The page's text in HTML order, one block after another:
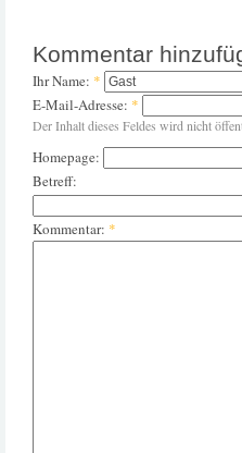
Kommentar
Ihr Name: *
E-Mail-Adresse: *
Der Inhalt dieses Feldes wird nicht
Homepage:
Betreff:
Kommentar: *